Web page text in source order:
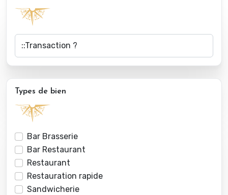
Types de bien
Bar Brasserie
Bar Restaurant
Restaurant
Restauration rapide
Sandwicherie